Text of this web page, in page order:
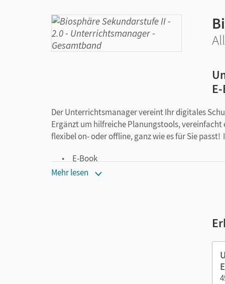
Der Unterrichtsmanager vereint Ihr digitales
Ergänzt um hilfreiche Planungstools,
flexibel on- oder offline, ganz wie es für Sie
E-Book
kapitelgenaue Materialanordnung
Mehr lesen